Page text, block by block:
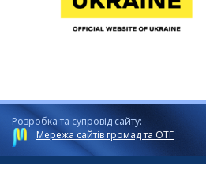
Розробка та супровід сайту:
Мережа сайтів громад та ОТГ